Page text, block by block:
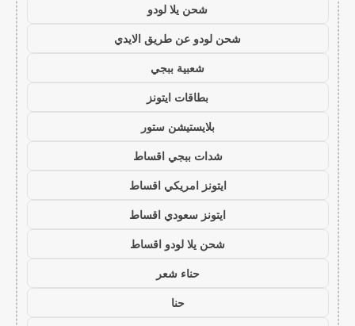
شحن يلا لودو
شحن لودو عن طريق الايدي
شعبية ببجي
بطاقات ايتونز
بلايستيشن ستور
شدات ببجي اقساط
ايتونز امريكي اقساط
ايتونز سعودي اقساط
شحن يلا لودو اقساط
حناء شعر
حنا